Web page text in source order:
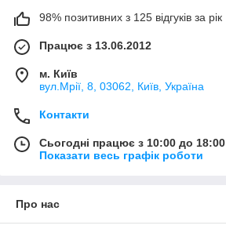
98% позитивних з 125 відгуків за рік
Працює з 13.06.2012
м. Київ
вул.Мрії, 8, 03062, Київ, Україна
Контакти
Сьогодні працює з 10:00 до 18:00
Показати весь графік роботи
Про нас